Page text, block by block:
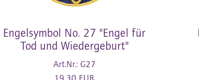
Engelsymbol No. 27 "Engel für
Tod und Wiedergeburt"
Art.Nr.: G27